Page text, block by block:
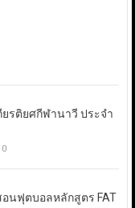
ยรติยศกีฬานาวี ประจำ
0
อนฟุตบอลหลักสูตร FAT